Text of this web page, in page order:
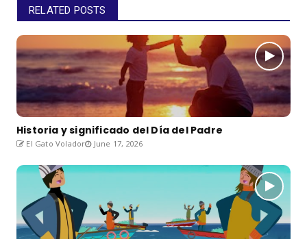
RELATED POSTS
Historia y significado del Día del Padre
El Gato Volador June 17, 2026